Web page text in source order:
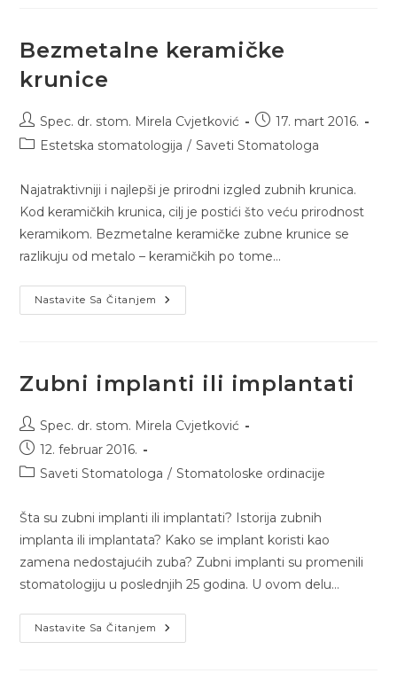
Bezmetalne keramičke
krunice
Spec. dr. stom. Mirela Cvjetković
17. mart 2016.
Estetska stomatologija / Saveti Stomatologa
Najatraktivniji i najlepši je prirodni izgled zubnih krunica.
Kod keramičkih krunica, cilj je postići što veću prirodnost
keramikom. Bezmetalne keramičke zubne krunice se
razlikuju od metalo – keramičkih po tome…
Nastavite Sa Čitanjem
Zubni implanti ili implantati
Spec. dr. stom. Mirela Cvjetković
12. februar 2016.
Saveti Stomatologa / Stomatoloske ordinacije
Šta su zubni implanti ili implantati? Istorija zubnih
implanta ili implantata? Kako se implant koristi kao
zamena nedostajućih zuba? Zubni implanti su promenili
stomatologiju u poslednjih 25 godina. U ovom delu…
Nastavite Sa Čitanjem